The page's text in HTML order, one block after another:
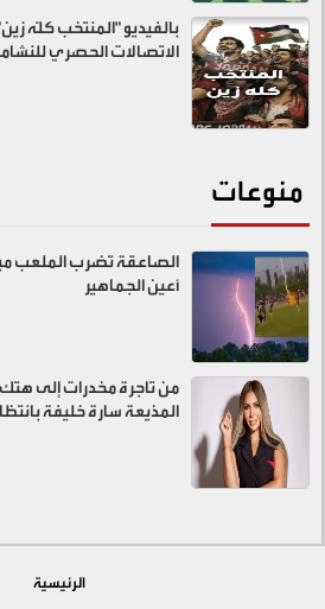
بالفيديو "المنتخب كلّه
الاتصالات الحصري
منوعات
الصاعقة تضرب الملعب
أعين الجماهير
من تاجرة مخدرات إلى
المذيعة سارة خليفة
الرئيسية